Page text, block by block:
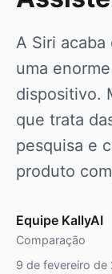
A Siri
uma
dispositivo.
que trata
pesquisa e
produto
Equipe KallyAI
Comparação
9 de fevereiro de